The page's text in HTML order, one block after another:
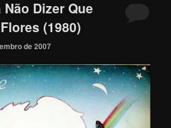
Dizer Que
(1980)
de 2007